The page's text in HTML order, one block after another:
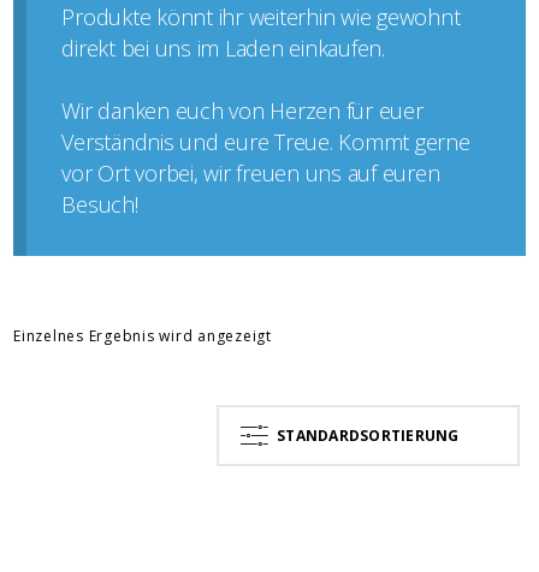
Produkte könnt ihr weiterhin wie gewohnt
direkt bei uns im Laden einkaufen.
Wir danken euch von Herzen für euer
Verständnis und eure Treue. Kommt gerne
vor Ort vorbei, wir freuen uns auf euren
Besuch!
Einzelnes Ergebnis wird angezeigt
STANDARDSORTIERUNG